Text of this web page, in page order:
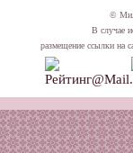
©
В случае
размещение ссылки на